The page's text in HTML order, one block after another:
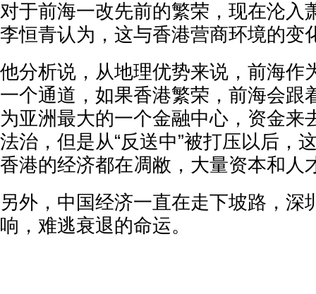
对于前海一改先前的繁荣，现在沦入
李恒青认为，这与香港营商环境的变
他分析说，从地理优势来说，前海作
一个通道，如果香港繁荣，前海会跟
为亚洲最大的一个金融中心，资金来
法治，但是从“反送中”被打压以后，
香港的经济都在凋敝，大量资本和人
另外，中国经济一直在走下坡路，深
响，难逃衰退的命运。